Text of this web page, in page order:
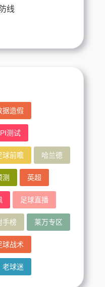
线
据造假
测试
球前瞻 哈兰德
测 英超
足球直播
手榜 莱万专区
球战术
老球迷